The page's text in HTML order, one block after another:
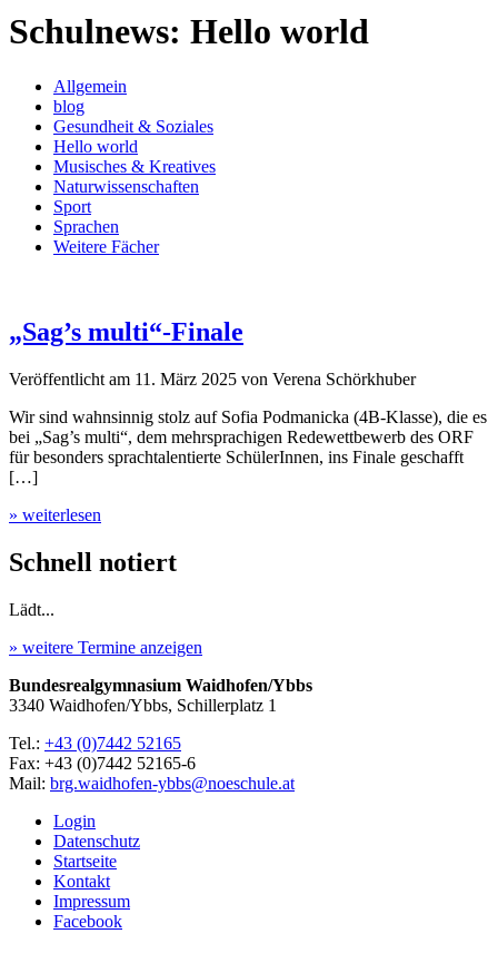
Schulnews: Hello world
Allgemein
blog
Gesundheit & Soziales
Hello world
Musisches & Kreatives
Naturwissenschaften
Sport
Sprachen
Weitere Fächer
„Sag’s multi“-Finale
Veröffentlicht am 11. März 2025 von Verena Schörkhuber
Wir sind wahnsinnig stolz auf Sofia Podmanicka (4B-Klasse), die es
bei „Sag’s multi“, dem mehrsprachigen Redewettbewerb des ORF
für besonders sprachtalentierte SchülerInnen, ins Finale geschafft
[…]
» weiterlesen
Schnell notiert
Lädt...
» weitere Termine anzeigen
Bundesrealgymnasium Waidhofen/Ybbs
3340 Waidhofen/Ybbs, Schillerplatz 1
Tel.: +43 (0)7442 52165
Fax: +43 (0)7442 52165-6
Mail: brg.waidhofen-ybbs@noeschule.at
Login
Datenschutz
Startseite
Kontakt
Impressum
Facebook